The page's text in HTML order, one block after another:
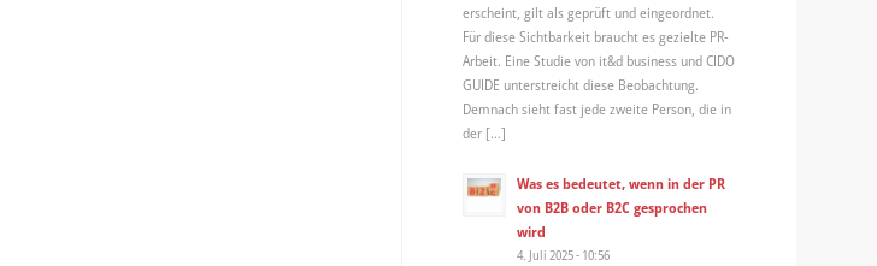
erscheint, gilt als geprüft und eingeordnet.
Für diese Sichtbarkeit braucht es gezielte PR-
Arbeit. Eine Studie von it&d business und CIDO
GUIDE unterstreicht diese Beobachtung.
Demnach sieht fast jede zweite Person, die in
der […]
Was es bedeutet, wenn in der PR
von B2B oder B2C gesprochen
wird
4. Juli 2025 - 10:56